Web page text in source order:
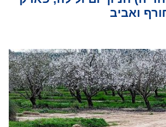
ואביב